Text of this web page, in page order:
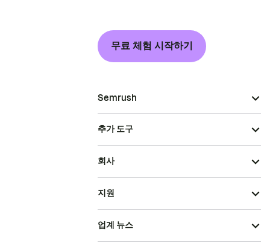
무료 체험 시작하기
Semrush
추가 도구
회사
지원
업계 뉴스